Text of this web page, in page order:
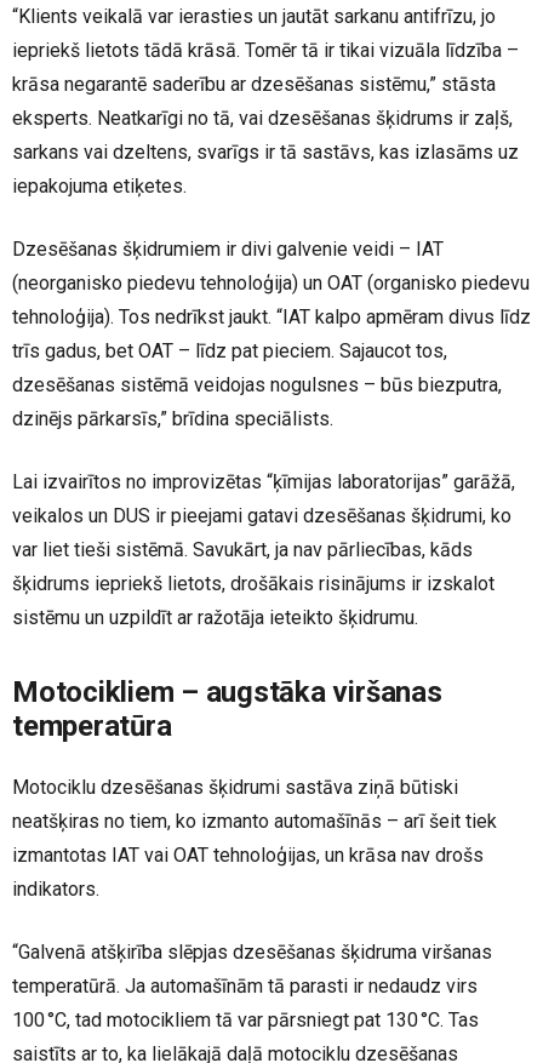
“Klients veikalā var ierasties un jautāt sarkanu antifrīzu, jo
iepriekš lietots tādā krāsā. Tomēr tā ir tikai vizuāla līdzība –
krāsa negarantē saderību ar dzesēšanas sistēmu,” stāsta
eksperts. Neatkarīgi no tā, vai dzesēšanas šķidrums ir zaļš,
sarkans vai dzeltens, svarīgs ir tā sastāvs, kas izlasāms uz
iepakojuma etiķetes.
Dzesēšanas šķidrumiem ir divi galvenie veidi – IAT
(neorganisko piedevu tehnoloģija) un OAT (organisko piedevu
tehnoloģija). Tos nedrīkst jaukt. “IAT kalpo apmēram divus līdz
trīs gadus, bet OAT – līdz pat pieciem. Sajaucot tos,
dzesēšanas sistēmā veidojas nogulsnes – būs biezputra,
dzinējs pārkarsīs,” brīdina speciālists.
Lai izvairītos no improvizētas “ķīmijas laboratorijas” garāžā,
veikalos un DUS ir pieejami gatavi dzesēšanas šķidrumi, ko
var liet tieši sistēmā. Savukārt, ja nav pārliecības, kāds
šķidrums iepriekš lietots, drošākais risinājums ir izskalot
sistēmu un uzpildīt ar ražotāja ieteikto šķidrumu.
Motocikliem – augstāka viršanas
temperatūra
Motociklu dzesēšanas šķidrumi sastāva ziņā būtiski
neatšķiras no tiem, ko izmanto automašīnās – arī šeit tiek
izmantotas IAT vai OAT tehnoloģijas, un krāsa nav drošs
indikators.
“Galvenā atšķirība slēpjas dzesēšanas šķidruma viršanas
temperatūrā. Ja automašīnām tā parasti ir nedaudz virs
100 °C, tad motocikliem tā var pārsniegt pat 130 °C. Tas
saistīts ar to, ka lielākajā daļā motociklu dzesēšanas